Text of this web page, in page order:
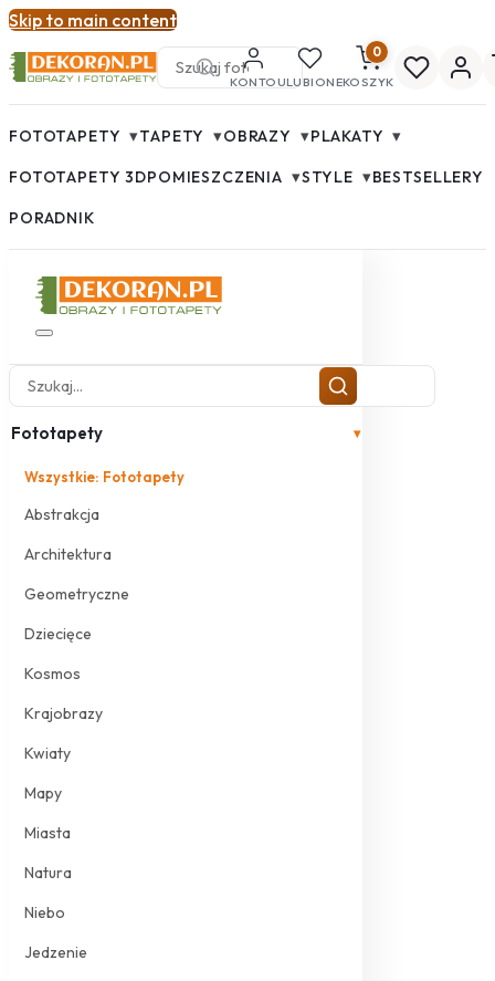
Skip to main content
KONTOULUBIONE
0
KOSZYK
FOTOTAPETY ▾TAPETY ▾OBRAZY ▾PLAKATY ▾
FOTOTAPETY 3DPOMIESZCZENIA ▾STYLE ▾BESTSELLERY
PORADNIK
Fototapety ▾
Wszystkie: Fototapety
Abstrakcja
Architektura
Geometryczne
Dziecięce
Kosmos
Krajobrazy
Kwiaty
Mapy
Miasta
Natura
Niebo
Jedzenie